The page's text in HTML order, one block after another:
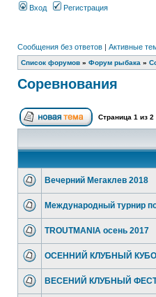
Вход Регистрация
Сообщения без ответов | Активные
Список форумов » Форум рыбака »
Соревнования
Страница 1 из 2
Вечерний Мегаклев 2018
Международный турнир
TROUTMANIA осень 2017
ОСЕННИЙ КЛУБНЫЙ
ВЕСЕНИЙ КЛУБНЫЙ